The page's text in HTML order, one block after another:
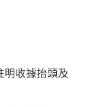
明收據抬頭及